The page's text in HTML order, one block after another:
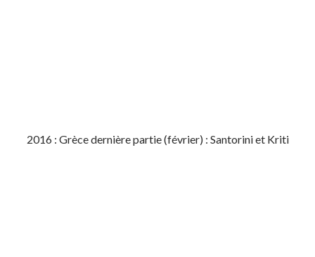
2016 : Grèce dernière partie (février) : Santorini et Kriti